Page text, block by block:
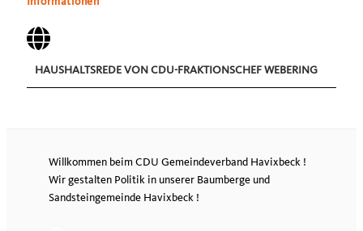
HAUSHALTSREDE VON CDU-FRAKTIONSCHEF WEBERING
Willkommen beim CDU Gemeindeverband Havixbeck !
Wir gestalten Politik in unserer Baumberge und
Sandsteingemeinde Havixbeck !